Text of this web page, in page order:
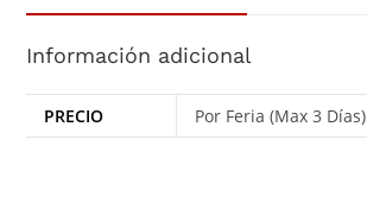
Información adicional
PRECIO Por Feria (Max 3 Días)